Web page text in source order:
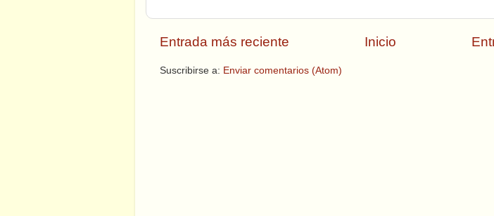
Entrada más reciente Inicio
Suscribirse a: Enviar comentarios (Atom)